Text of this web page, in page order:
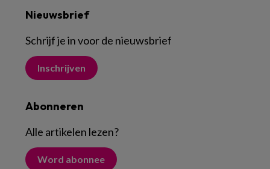
Nieuwsbrief
Schrijf je in voor de nieuwsbrief
Inschrijven
Abonneren
Alle artikelen lezen?
Word abonnee